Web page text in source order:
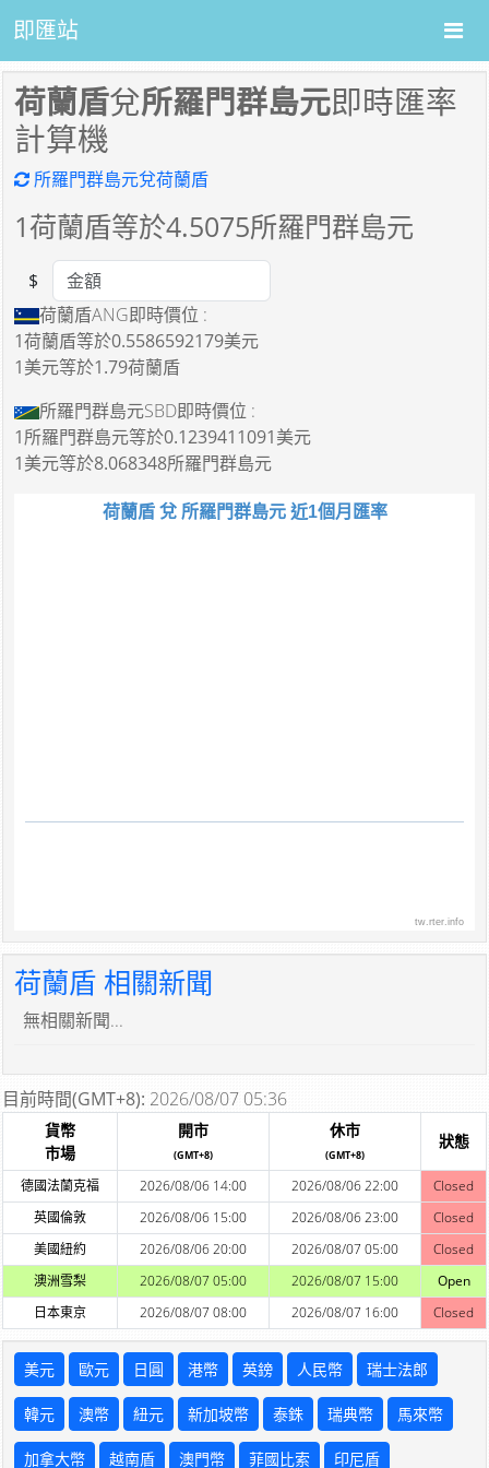
即匯站
荷蘭盾兌所羅門群島元即時匯率
計算機
所羅門群島元兌荷蘭盾
1荷蘭盾等於4.5075所羅門群島元
Amount
$
荷蘭盾ANG即時價位 :
1荷蘭盾等於0.5586592179美元
1美元等於1.79荷蘭盾
所羅門群島元SBD即時價位 :
1所羅門群島元等於0.1239411091美元
1美元等於8.068348所羅門群島元
荷蘭盾 兌 所羅門群島元 近1個月匯率
tw.rter.info
荷蘭盾 相關新聞
無相關新聞...
目前時間(GMT+8): 2026/08/07 05:36
貨幣
市場
開市
(GMT+8)
休市
(GMT+8)
狀態
德國法蘭克福 2026/08/06 14:00 2026/08/06 22:00
Closed
英國倫敦
2026/08/06 15:00 2026/08/06 23:00
Closed
美國紐約
2026/08/06 20:00 2026/08/07 05:00
Closed
澳洲雪梨
2026/08/07 05:00 2026/08/07 15:00
Open
日本東京
2026/08/07 08:00 2026/08/07 16:00 Closed
美元 歐元 日圓 港幣 英鎊 人民幣 瑞士法郎
韓元 澳幣 紐元 新加坡幣 泰銖 瑞典幣 馬來幣
加拿大幣 越南盾 澳門幣 菲國比索 印尼盾